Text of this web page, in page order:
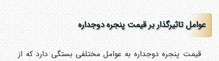
عوامل تاثیرگذار بر قیمت پنجره دوجداره
قیمت پنجره دوجداره به عوامل مختلفی بستگی دارد که از